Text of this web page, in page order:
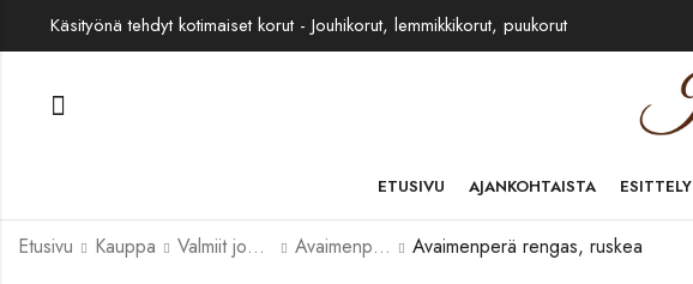
Käsityönä tehdyt kotimaiset korut - Jouhikorut, lemmikkikorut, puukorut
ETUSIVU AJANKOHTAISTA ESITTELY
Etusivu Kauppa Valmiit jouhikorut Avaimenperät ja muut Avaimenperä rengas, ruskea